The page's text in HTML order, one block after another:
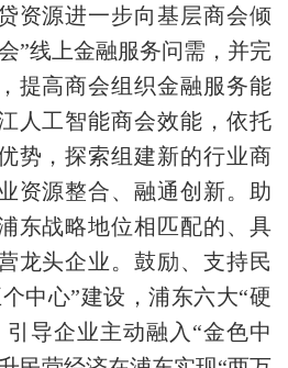
资源进一步向基层商会倾
”线上金融服务问需，并完
提高商会组织金融服务能
人工智能商会效能，依托
势，探索组建新的行业商
资源整合、融通创新。助
东战略地位相匹配的、具
龙头企业。鼓励、支持民
中心”建设，浦东六大“硬
导企业主动融入“金色中